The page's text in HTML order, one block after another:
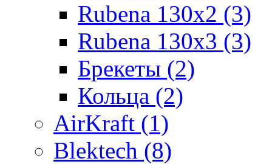
Rubena 130х2 (3)
Rubena 130х3 (3)
Брекеты (2)
Кольца (2)
AirKraft (1)
Blektech (8)